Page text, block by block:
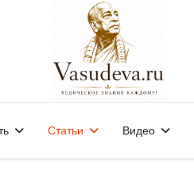
Статьи Видео